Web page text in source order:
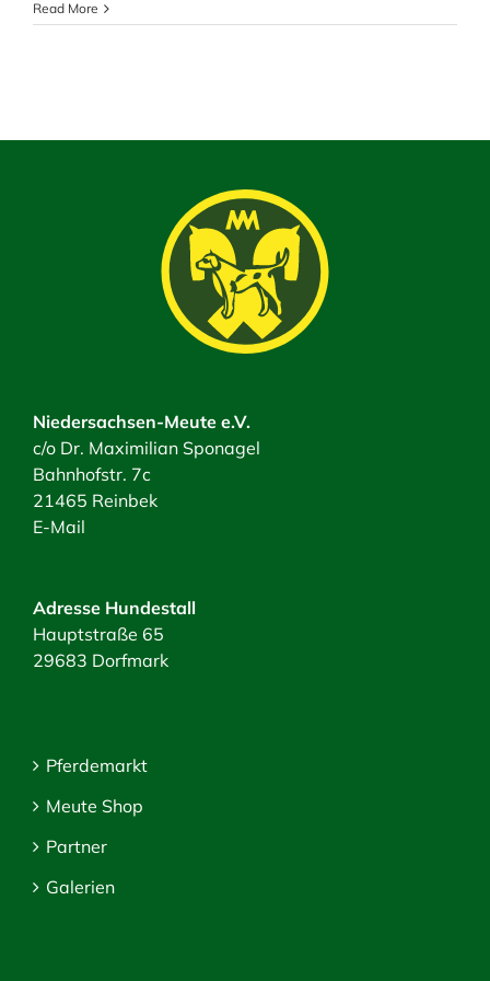
Read More
Niedersachsen-Meute e.V.
c/o Dr. Maximilian Sponagel
Bahnhofstr. 7c
21465 Reinbek
E-Mail
Adresse Hundestall
Hauptstraße 65
29683 Dorfmark
Pferdemarkt
Meute Shop
Partner
Galerien